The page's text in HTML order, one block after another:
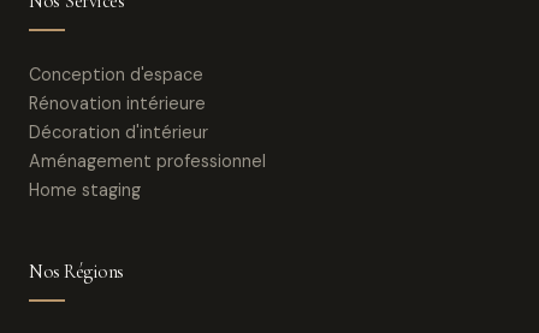
Conception d'espace
Rénovation intérieure
Décoration d'intérieur
Aménagement professionnel
Home staging
Nos Régions